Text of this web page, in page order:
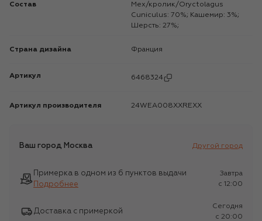
Состав
Мех/кролик/Oryctolagus
Cuniculus: 70%; Кашемир: 3%;
Шерсть: 27%;
Страна дизайна Франция
Артикул 6468324
Артикул производителя 24WEA008XXREXX
Ваш город Москва Другой город
Примерка в одном из 6 пунктов выдачи
Подробнее
Завтра
c 12:00
Доставка с примеркой
Сегодня
c 20:00